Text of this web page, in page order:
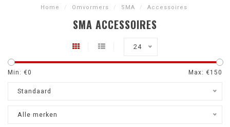
Home / Omvormers / SMA / Accessoires
SMA ACCESSOIRES
24
Min: €0 Max: €150
Standaard
Alle merken